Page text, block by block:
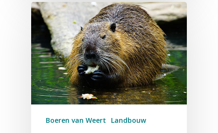
Boeren van Weert Landbouw